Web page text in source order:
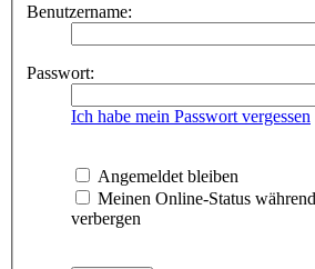
Benutzername:
Passwort:
Ich habe mein Passwort vergessen
Angemeldet bleiben
Meinen Online-Status
verbergen